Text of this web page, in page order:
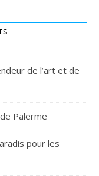
de l’art et de
Palerme
pour les